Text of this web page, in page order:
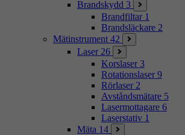
Brandskydd 3
Brandfiltar 1
Brandsläckare 2
Mätinstrument 42
Laser 26
Korslaser 3
Rotationslaser 9
Rörlaser 2
Avståndsmätare 5
Lasermottagare 6
Laserstativ 1
Mäta 14